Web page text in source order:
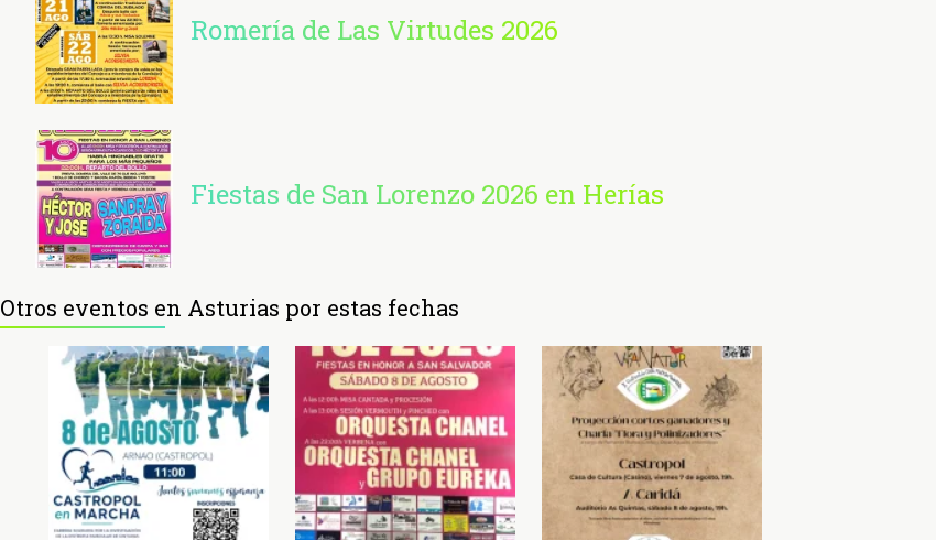
Romería de Las Virtudes 2026
Fiestas de San Lorenzo 2026 en Herías
Otros eventos en Asturias por estas fechas